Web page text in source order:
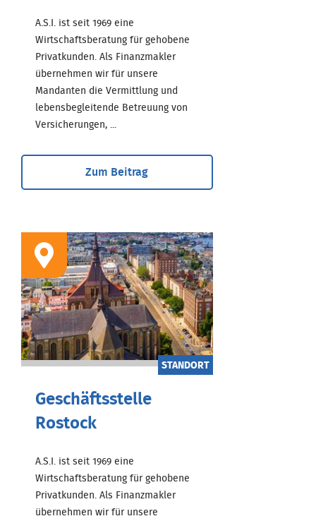
A.S.I. ist seit 1969 eine
Wirtschaftsberatung für gehobene
Privatkunden. Als Finanzmakler
übernehmen wir für unsere
Mandanten die Vermittlung und
lebensbegleitende Betreuung von
Versicherungen, ...
Zum Beitrag
STANDORT
Geschäftsstelle
Rostock
A.S.I. ist seit 1969 eine
Wirtschaftsberatung für gehobene
Privatkunden. Als Finanzmakler
übernehmen wir für unsere